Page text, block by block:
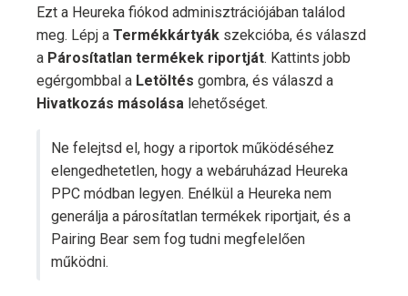
Ezt a Heureka fiókod adminisztrációjában találod
meg. Lépj a Termékkártyák szekcióba, és válaszd
a Párosítatlan termékek riportját. Kattints jobb
egérgombbal a Letöltés gombra, és válaszd a
Hivatkozás másolása lehetőséget.
Ne felejtsd el, hogy a riportok működéséhez
elengedhetetlen, hogy a webáruházad Heureka
PPC módban legyen. Enélkül a Heureka nem
generálja a párosítatlan termékek riportjait, és a
Pairing Bear sem fog tudni megfelelően
működni.